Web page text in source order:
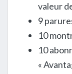
valeur
9
10
10
«